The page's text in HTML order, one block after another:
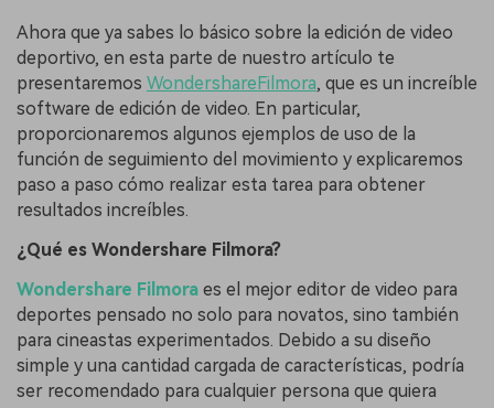
Ahora que ya sabes lo básico sobre la edición de video
deportivo, en esta parte de nuestro artículo te
presentaremos WondershareFilmora, que es un increíble
software de edición de video. En particular,
proporcionaremos algunos ejemplos de uso de la
función de seguimiento del movimiento y explicaremos
paso a paso cómo realizar esta tarea para obtener
resultados increíbles.
¿Qué es Wondershare Filmora?
Wondershare Filmora es el mejor editor de video para
deportes pensado no solo para novatos, sino también
para cineastas experimentados. Debido a su diseño
simple y una cantidad cargada de características, podría
ser recomendado para cualquier persona que quiera